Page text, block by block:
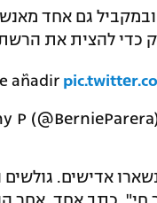
ובמקביל גם אחד
כדי להצית את
añadir
אדישים.